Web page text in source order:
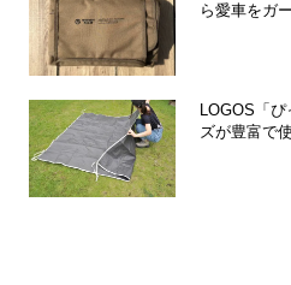
ら愛車をガ
LOGOS「
ズが豊富で